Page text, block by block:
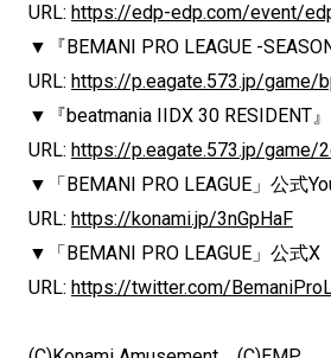
URL: https://edp-edp.com/event/
▼『BEMANI PRO LEAGUE -
URL: https://p.eagate.573.jp/game/
▼『beatmania IIDX 30 RESIDENT
URL: https://p.eagate.573.jp/game/
▼「BEMANI PRO LEAGUE」公式
URL: https://konami.jp/3nGpHaF
▼「BEMANI PRO LEAGUE」公式X
URL: https://twitter.com/